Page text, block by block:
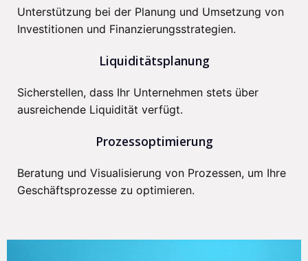
Unterstützung bei der Planung und Umsetzung von
Investitionen und Finanzierungsstrategien.
Liquiditätsplanung
Sicherstellen, dass Ihr Unternehmen stets über
ausreichende Liquidität verfügt.
Prozessoptimierung
Beratung und Visualisierung von Prozessen, um Ihre
Geschäftsprozesse zu optimieren.